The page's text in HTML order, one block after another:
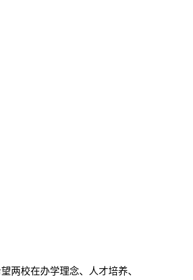
两校在办学理念、人才培养、